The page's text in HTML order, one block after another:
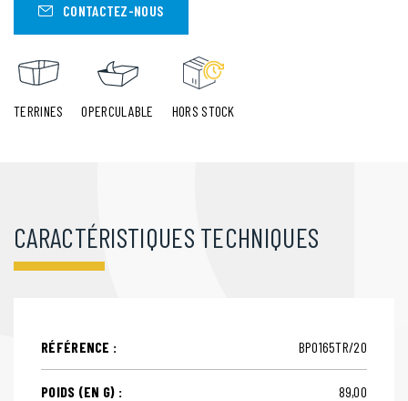
CONTACTEZ-NOUS
TERRINES OPERCULABLE HORS STOCK
CARACTÉRISTIQUES TECHNIQUES
RÉFÉRENCE : BPO165TR/20
POIDS (EN G) : 89,00